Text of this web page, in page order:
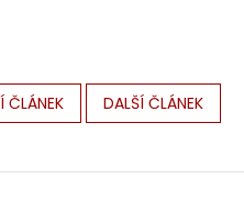
ČLÁNEK DALŠÍ ČLÁNEK